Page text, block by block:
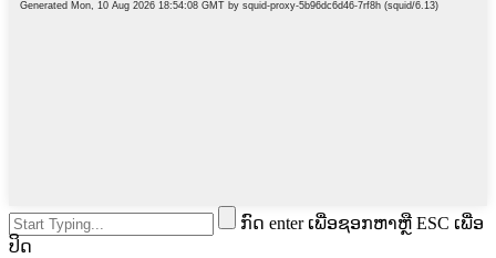
ກົດ enter ເພື່ອຊອກຫາຫຼື ESC ເພື່ອ
ປິດ